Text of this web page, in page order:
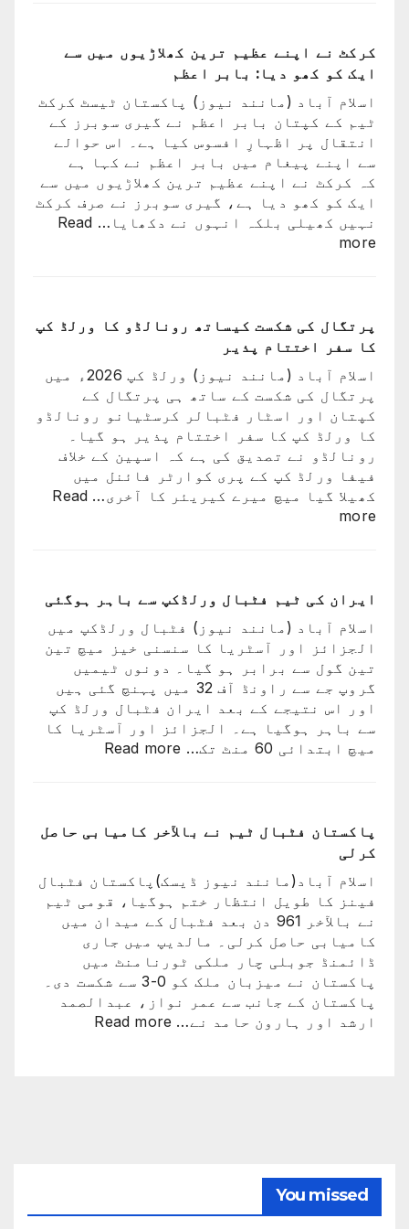
جو
اچھا
کھیلے
گا
وہ
ٹیم
میں
کرکٹ نے اپنے عظیم ترین کھلاڑیوں میں سے
ایک کو کھو دیا: بابر اعظم
اسلام آباد (مانند نیوز) پاکستان ٹیسٹ کرکٹ
ٹیم کے کپتان بابر اعظم نے گیری سوبرز کے
انتقال پر اظہارِ افسوس کیا ہے۔ اس حوالے
سے اپنے پیغام میں بابر اعظم نے کہا ہے
کہ کرکٹ نے اپنے عظیم ترین کھلاڑیوں میں سے
ایک کو کھو دیا ہے، گیری سوبرز نے صرف کرکٹ
نہیں کھیلی بلکہ انہوں نے دکھایا… Read
more
:
عظیم
ترین
کھلاڑیوں
میں
سے
ایک
کو
کھو
دیا:
بابر
اعظم
پرتگال کی شکست کیساتھ رونالڈو کا ورلڈ کپ
کا سفر اختتام پذیر
اسلام آباد (مانند نیوز) ورلڈ کپ 2026ء میں
پرتگال کی شکست کے ساتھ ہی پرتگال کے
کپتان اور اسٹار فٹبالر کرسٹیانو رونالڈو
کا ورلڈ کپ کا سفر اختتام پذیر ہو گیا۔
رونالڈو نے تصدیق کی ہے کہ اسپین کے خلاف
فیفا ورلڈ کپ کے پری کوارٹر فائنل میں
کھیلا گیا میچ میرے کیریئر کا آخری… Read
more
:
کیساتھ
کا
ورلڈ
کپ
کا
سفر
اختتام
پذیر
ایران کی ٹیم فٹبال ورلڈکپ سے باہر ہوگئی
اسلام آباد (مانند نیوز) فٹبال ورلڈکپ میں
الجزائز اور آسٹریا کا سنسنی خیز میچ تین
تین گول سے برابر ہو گیا۔ دونوں ٹیمیں
گروپ جے سے راونڈ آف 32 میں پہنچ گئی ہیں
اور اس نتیجے کے بعد ایران فٹبال ورلڈ کپ
سے باہر ہوگیا ہے۔ الجزائز اور آسٹریا کا
میچ ابتدائی 60 منٹ تک…
Read more
فٹبال
باہر
ہوگئی
پاکستان فٹبال ٹیم نے بالآخر کامیابی حاصل
کرلی
اسلام آباد(مانند نیوز ڈیسک)پاکستان فٹبال
فینز کا طویل انتظار ختم ہوگیا، قومی ٹیم
نے بالآخر 961 دن بعد فٹبال کے میدان میں
کامیابی حاصل کرلی۔ مالدیپ میں جاری
ڈائمنڈ جوبلی چار ملکی ٹورنامنٹ میں
پاکستان نے میزبان ملک کو 0-3 سے شکست دی۔
پاکستان کے جانب سے عمر نواز، عبدالصمد
ارشد اور ہارون حامد نے… Read more
:
You missed